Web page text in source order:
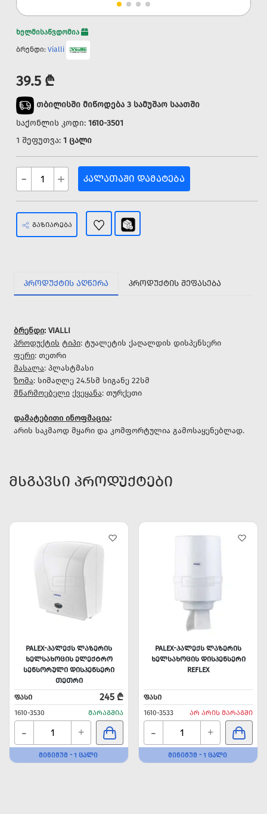
ხელმისაწვდომია
ბრენდი: Vialli
39.5 ₾
თბილისში მიწოდება 3 სამუშაო საათში
საქონლის კოდი: 1610-3501
1 შეფუთვა: 1 ცალი
- + ᲙᲐᲚᲐᲗᲐᲨᲘ ᲓᲐᲛᲐᲢᲔᲑᲐ
ᲒᲐᲖᲘᲐᲠᲔᲑᲐ
ᲞᲠᲝᲓᲣᲥᲢᲘᲡ ᲐᲦᲬᲔᲠᲐ ᲞᲠᲝᲓᲣᲥᲢᲘᲡ ᲨᲔᲤᲐᲡᲔᲑᲐ
ბრენდი: VIALLI
პროდუქტის ტიპი: ტუალეტის ქაღალდის დისპენსერი
ფერი: თეთრი
მასალა: პლასტმასი
ზომა: სიმაღლე 24.5სმ სიგანე 22სმ
მწარმოებელი ქვეყანა: თურქეთი
დამატებითი ინოფმაცია:
არის საკმაოდ მყარი და კომფორტულია გამოსაყენებლად.
ᲛᲡᲒᲐᲕᲡᲘ ᲞᲠᲝᲓᲣᲥᲢᲔᲑᲘ
PALEX-ᲞᲐᲚᲔᲥᲡ ᲚᲐᲖᲔᲠᲘᲡ
ᲮᲔᲚᲡᲐᲮᲝᲪᲘᲡ ᲔᲚᲔᲥᲢᲠᲝ
ᲡᲔᲜᲡᲝᲠᲣᲚᲘ ᲓᲘᲡᲞᲔᲜᲡᲔᲠᲘ
ᲗᲔᲗᲠᲘ
ᲤᲐᲡᲘ
245 ₾
1610-3530 ᲛᲐᲠᲐᲒᲨᲘᲐ
- +
ᲛᲘᲜᲘᲛᲣᲛ - 1 ᲪᲐᲚᲘ
PALEX-ᲞᲐᲚᲔᲥᲡ ᲚᲐᲖᲔᲠᲘᲡ
ᲮᲔᲚᲡᲐᲮᲝᲪᲘᲡ ᲓᲘᲡᲞᲔᲜᲡᲔᲠᲘ
REFLEX
ᲤᲐᲡᲘ
1610-3533
ᲐᲠ ᲐᲠᲘᲡ ᲛᲐᲠᲐᲒᲨᲘ
- +
ᲛᲘᲜᲘᲛᲣᲛ - 1 ᲪᲐᲚᲘ